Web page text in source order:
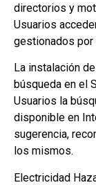
directorios y
Usuarios
gestionados por
La instalación
búsqueda en el
Usuarios la
disponible en
sugerencia,
los mismos.
Electricidad